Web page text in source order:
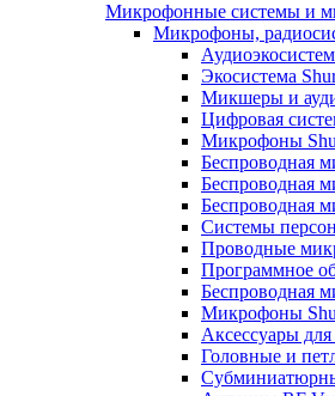
Микрофонные системы и
Микрофоны,
Экосистема
Микшеры и
Цифровая
Микрофоны
Беспроводная
Беспроводная
Беспроводная
Системы
Проводные
Программное
Беспроводная
Микрофоны
Аксессуары
Головные и